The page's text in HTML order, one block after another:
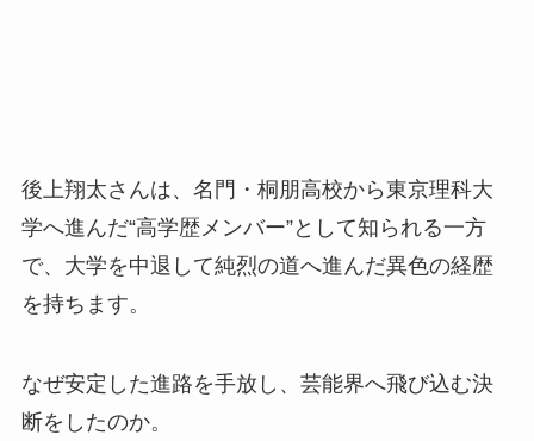
後上翔太さんは、名門・桐朋高校から東京理科大
学へ進んだ“高学歴メンバー”として知られる一方
で、大学を中退して純烈の道へ進んだ異色の経歴
を持ちます。
なぜ安定した進路を手放し、芸能界へ飛び込む決
断をしたのか。